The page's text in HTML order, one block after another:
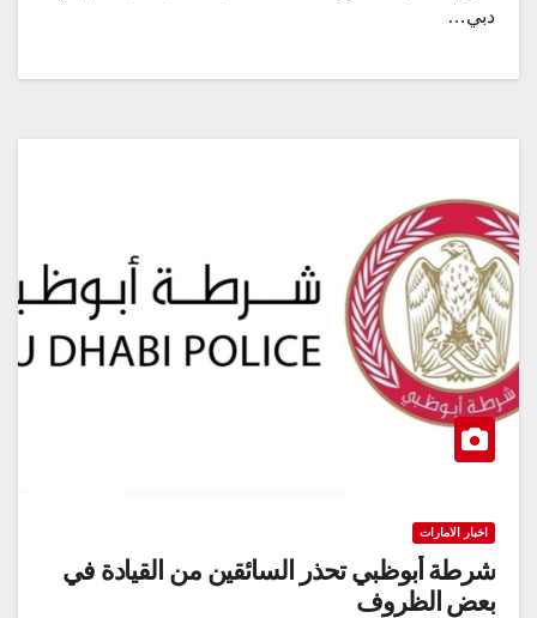
دبي…
اخبار الامارات
شرطة أبوظبي تحذر السائقين من القيادة في
بعض الظروف